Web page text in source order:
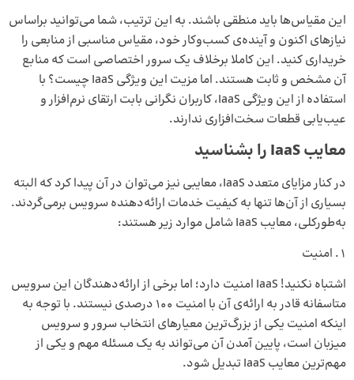
این مقیاس‌ها باید منطقی باشند. به ‌این ‌ترتیب، شما می‌توانید براساس
نیازهای اکنون و آینده‌ی کسب‌وکار خود، مقیاس مناسبی از منابعی را
خریداری کنید. این کاملا برخلاف یک سرور اختصاصی است که منابع
آن مشخص و ثابت هستند. اما مزیت این ویژگی IaaS چیست؟ با
استفاده از این ویژگی IaaS، کاربران نگرانی بابت ارتقای نرم‌افزار و
عیب‌یابی قطعات سخت‌افزاری ندارند.
معایب IaaS را بشناسید
در کنار مزایای متعدد IaaS، معایبی نیز می‌توان در آن پیدا کرد که البته
بسیاری از آن‌ها تنها به کیفیت خدمات ارائه‌دهنده سرویس برمی‌گردند.
به‌طورکلی، معایب IaaS شامل موارد زیر هستند:
امنیت
اشتباه نکنید! IaaS امنیت دارد؛ اما برخی از ارائه‌دهندگان این سرویس
متاسفانه قادر به ارائه‌ی آن با امنیت 100 درصدی نیستند. با توجه به
اینکه امنیت یکی از بزرگ‌ترین معیارهای انتخاب سرور و سرویس
میزبان است، پایین آمدن آن می‌تواند به یک مسئله مهم و یکی از
مهم‌ترین معایب IaaS تبدیل شود.